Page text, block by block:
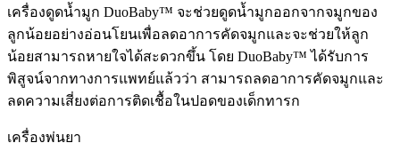
เครื่องดูดน้ำมูก DuoBaby™ จะช่วยดูดน้ำมูกออกจากจมูกของ
ลูกน้อยอย่างอ่อนโยนเพื่อลดอาการคัดจมูกและจะช่วยให้ลูก
น้อยสามารถหายใจได้สะดวกขึ้น โดย DuoBaby™ ได้รับการ
พิสูจน์จากทางการแพทย์แล้วว่า สามารถลดอาการคัดจมูกและ
ลดความเสี่ยงต่อการติดเชื้อในปอดของเด็กทารก
เครื่องพ่นยา